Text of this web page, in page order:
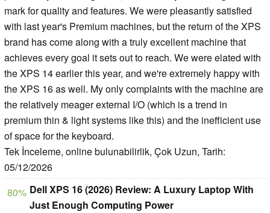
mark for quality and features. We were pleasantly satisfied
with last year's Premium machines, but the return of the XPS
brand has come along with a truly excellent machine that
achieves every goal it sets out to reach. We were elated with
the XPS 14 earlier this year, and we're extremely happy with
the XPS 16 as well. My only complaints with the machine are
the relatively meager external I/O (which is a trend in
premium thin & light systems like this) and the inefficient use
of space for the keyboard.
Tek İnceleme, online bulunabilirlik, Çok Uzun, Tarih:
05/12/2026
80% Dell XPS 16 (2026) Review: A Luxury Laptop With
Just Enough Computing Power